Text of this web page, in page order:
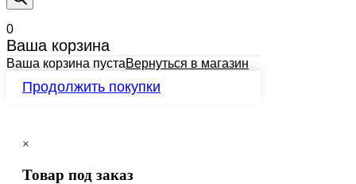
0
Ваша корзина
Ваша корзина пустаВернуться в магазин
Продолжить покупки
×
Товар под заказ